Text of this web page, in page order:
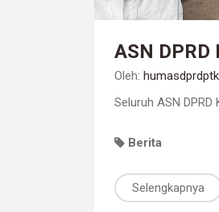
ASN DPRD
Oleh: humasdprdptk
Seluruh ASN
Berita
Selengkapnya